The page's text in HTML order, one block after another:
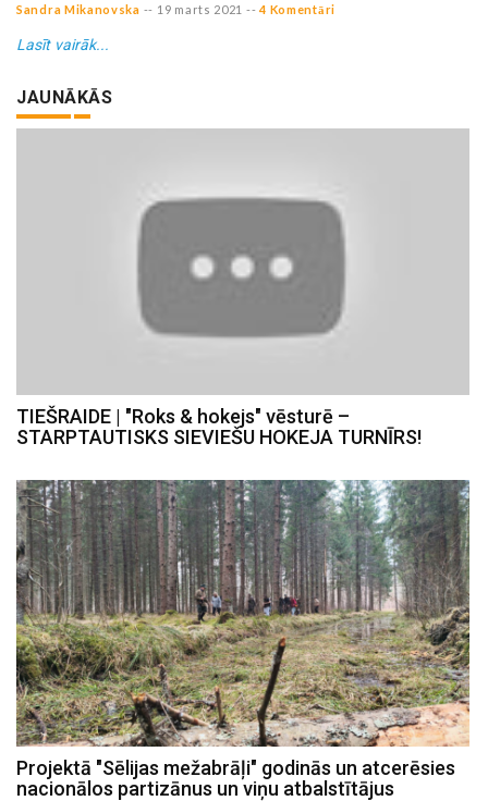
Sandra Mikanovska -- 19 marts 2021 -- 4 Komentāri
Lasīt vairāk...
JAUNĀKĀS
TIEŠRAIDE | "Roks & hokejs" vēsturē –
STARPTAUTISKS SIEVIEŠU HOKEJA TURNĪRS!
Projektā "Sēlijas mežabrāļi" godinās un atcerēsies
nacionālos partizānus un viņu atbalstītājus